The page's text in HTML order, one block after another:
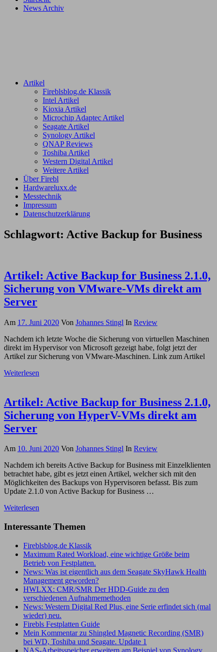
News Archiv
Artikel
Fireblsblog.de Klassik
Intel Artikel
Kioxia Artikel
Microchip Adaptec Artikel
Seagate Artikel
Synology Artikel
QNAP Reviews
Toshiba Artikel
Western Digital Artikel
Weitere Artikel
Über Firebl
Hardwareluxx.de
Messtechnik
Impressum
Datenschutzerklärung
Schlagwort: Active Backup for Business
Artikel: Active Backup for Business 2.1.0,
Sicherung von VMware-VMs direkt am
Server
Am 17. Juni 2020 Von Johannes Stingl In Review
Nachdem ich letzte Woche die Sicherung von virtuellen Maschinen
direkt im Hypervisor von Microsoft gezeigt habe, folgt jetzt der
Artikel zur Sicherung von VMware-Maschinen. Link zum Artikel
Weiterlesen
Artikel: Active Backup for Business 2.1.0,
Sicherung von HyperV-VMs direkt am
Server
Am 10. Juni 2020 Von Johannes Stingl In Review
Nachdem ich bereits Active Backup for Business mit Einzelklienten
betrachtet habe, gibt es jetzt einen Artikel, welcher sich mit den
Möglichkeiten des Backups von Hypervisoren befasst. Bis zum
Update 2.1.0 von Active Backup for Business …
Weiterlesen
Interessante Themen
Fireblsblog.de Klassik
Maximum Rated Workload, eine wichtige Größe beim
Betrieb von Festplatten.
News: Was ist eigentlich aus dem Seagate SkyHawk Health
Management geworden?
HWLXX: CMR/SMR Der HDD-Guide zu den
verschiedenen Aufnahmemethoden
News: Western Digital Red Plus, eine Serie erfindet sich (mal
wieder) neu.
Firebls Festplatten Guide
Mein Kommentar zu Shingled Magnetic Recording (SMR)
bei WD, Toshiba und Seagate. Update 1
NAS-Arbeitsspeicher erweitern am Beispiel von Synology